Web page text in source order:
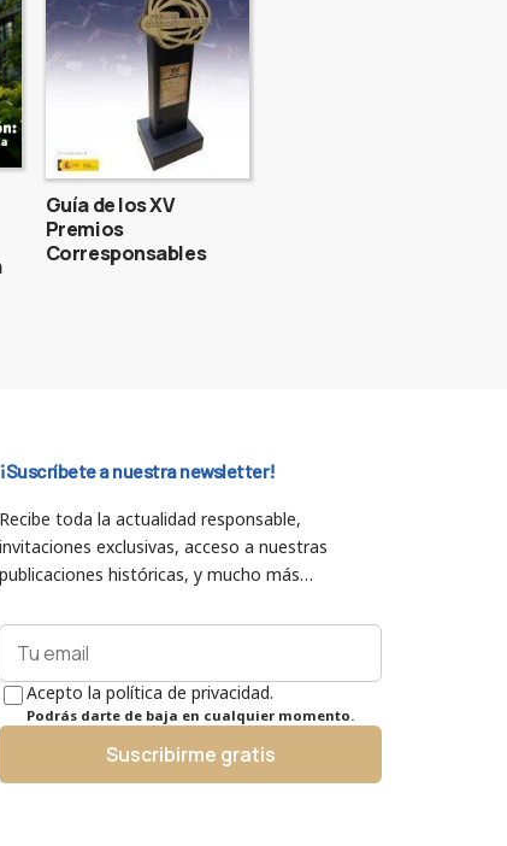
Guía de los XV
Premios
Corresponsables
¡Suscríbete a nuestra newsletter!
Recibe toda la actualidad responsable,
invitaciones exclusivas, acceso a nuestras
publicaciones históricas, y mucho más…
Acepto la política de privacidad.
Podrás darte de baja en cualquier momento.
Suscribirme gratis